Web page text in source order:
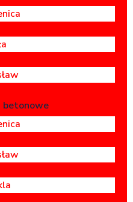
betonowe